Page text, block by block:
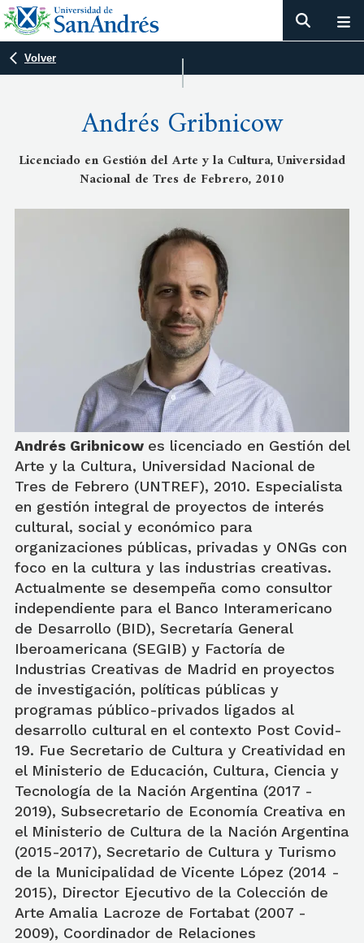
Volver
Andrés Gribnicow
Licenciado en Gestión del Arte y la Cultura, Universidad
Nacional de Tres de Febrero, 2010
Andrés Gribnicow es licenciado en Gestión del
Arte y la Cultura, Universidad Nacional de
Tres de Febrero (UNTREF), 2010. Especialista
en gestión integral de proyectos de interés
cultural, social y económico para
organizaciones públicas, privadas y ONGs con
foco en la cultura y las industrias creativas.
Actualmente se desempeña como consultor
independiente para el Banco Interamericano
de Desarrollo (BID), Secretaría General
Iberoamericana (SEGIB) y Factoría de
Industrias Creativas de Madrid en proyectos
de investigación, políticas públicas y
programas público-privados ligados al
desarrollo cultural en el contexto Post Covid-
19. Fue Secretario de Cultura y Creatividad en
el Ministerio de Educación, Cultura, Ciencia y
Tecnología de la Nación Argentina (2017 -
2019), Subsecretario de Economía Creativa en
el Ministerio de Cultura de la Nación Argentina
(2015-2017), Secretario de Cultura y Turismo
de la Municipalidad de Vicente López (2014 -
2015), Director Ejecutivo de la Colección de
Arte Amalia Lacroze de Fortabat (2007 -
2009), Coordinador de Relaciones